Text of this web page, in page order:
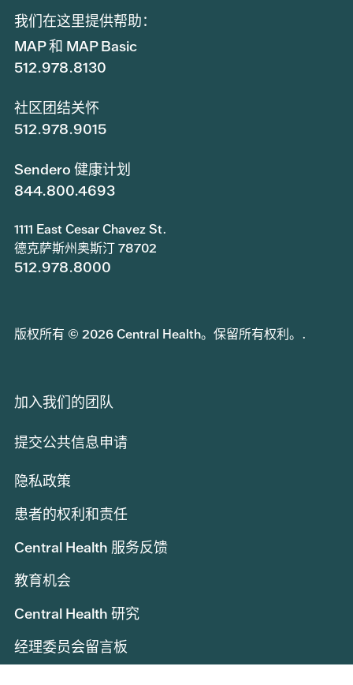
我们在这里提供帮助：
MAP 和 MAP Basic
512.978.8130
社区团结关怀
512.978.9015
Sendero 健康计划
844.800.4693
1111 East Cesar Chavez St.
德克萨斯州奥斯汀 78702
512.978.8000
版权所有 © 2026 Central Health。保留所有权利。.
加入我们的团队
提交公共信息申请
隐私政策
患者的权利和责任
Central Health 服务反馈
教育机会
Central Health 研究
经理委员会留言板